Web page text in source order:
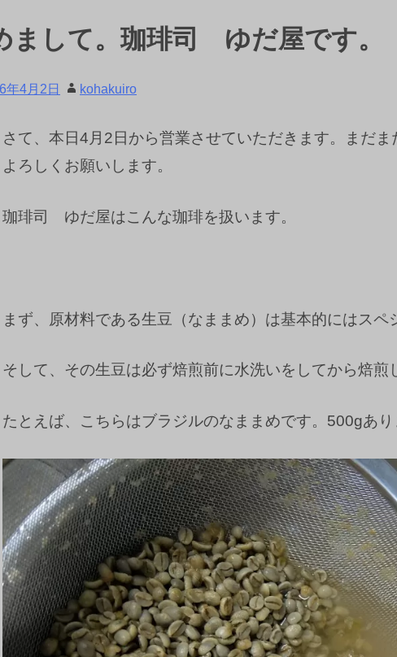
まして。珈琲司 ゆだ屋です。
年4月2日 kohakuiro
さて、本日4月2日から営業させていただきます。まだ
よろしくお願いします。
珈琲司 ゆだ屋はこんな珈琲を扱います。
まず、原材料である生豆（なままめ）は基本的にはスペ
そして、その生豆は必ず焙煎前に水洗いをしてから焙煎
たとえば、こちらはブラジルのなままめです。500gあり